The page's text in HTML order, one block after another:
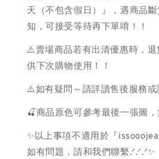
天（不包含假日）』，遇商品
知，可接受等待再下單唷！！
⚠️賣場商品若有出清優惠時，退
供下次購物使用！！
⚠️如有疑問～請詳讀售後服務或
🍒商品原色可參考最後一張圖，
✨以上事項不適用於『
如有問題，請和我們聯繫.ᐟ.ᐟ.ᐟ✨